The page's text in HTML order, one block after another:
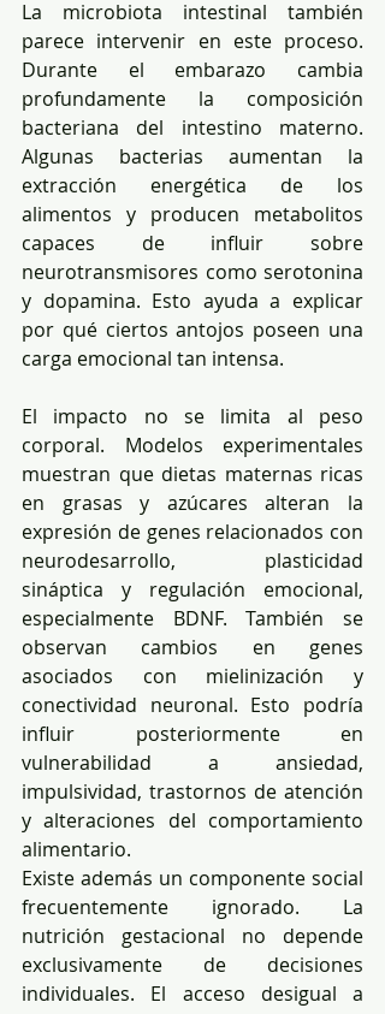
La microbiota intestinal también
parece intervenir en este proceso.
Durante el embarazo cambia
profundamente la composición
bacteriana del intestino materno.
Algunas bacterias aumentan la
extracción energética de los
alimentos y producen metabolitos
capaces de influir sobre
neurotransmisores como serotonina
y dopamina. Esto ayuda a explicar
por qué ciertos antojos poseen una
carga emocional tan intensa.
El impacto no se limita al peso
corporal. Modelos experimentales
muestran que dietas maternas ricas
en grasas y azúcares alteran la
expresión de genes relacionados con
neurodesarrollo, plasticidad
sináptica y regulación emocional,
especialmente BDNF. También se
observan cambios en genes
asociados con mielinización y
conectividad neuronal. Esto podría
influir posteriormente en
vulnerabilidad a ansiedad,
impulsividad, trastornos de atención
y alteraciones del comportamiento
alimentario.
Existe además un componente social
frecuentemente ignorado. La
nutrición gestacional no depende
exclusivamente de decisiones
individuales. El acceso desigual a